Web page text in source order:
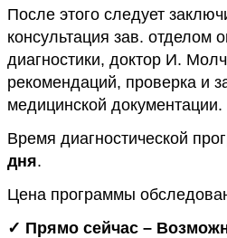
После этого следует
консультация зав. отделом
диагностики, доктор И.
рекомендаций, проверка и
медицинской документации.
Время диагностической
дня.
Цена программы
✓ Прямо сейчас –